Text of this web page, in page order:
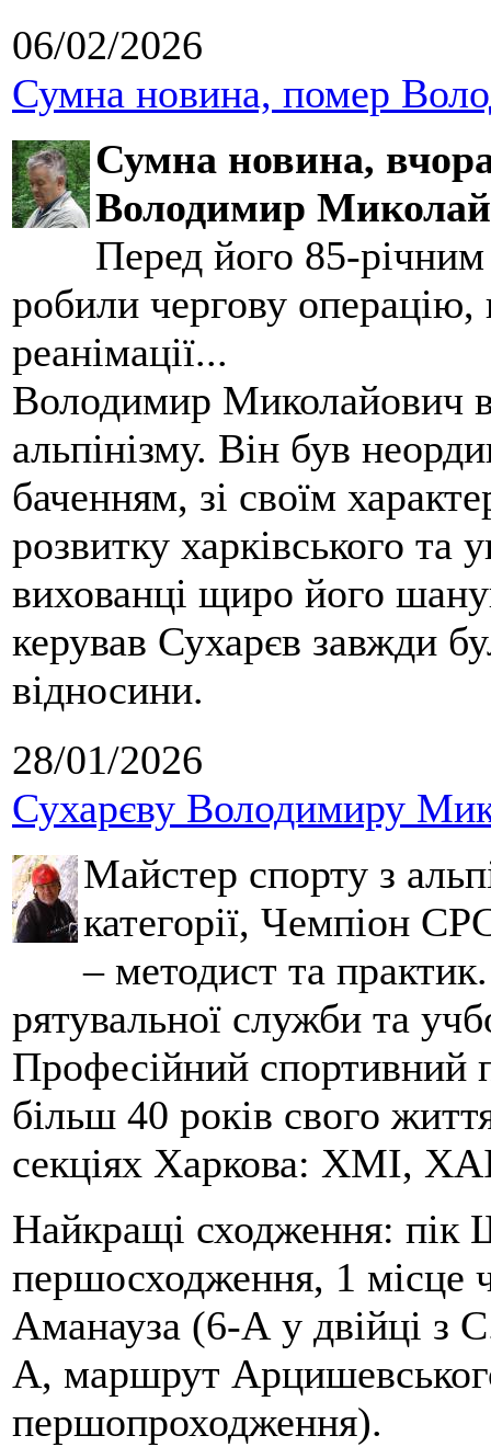
06/02/2026
Сумна новина, помер
Сумна новина,
Володимир
Перед його 85-
робили чергову операцію,
реанімації...
Володимир Миколайович
альпінізму. Він був
баченням, зі своїм
розвитку харківського та
вихованці щиро його
керував Сухарєв завжди
відносини.
28/01/2026
Сухарєву Володимиру
Майстер спорту з
категорії, Чемпіон
– методист та
рятувальної служби та
Професійний спортивний
більш 40 років свого
секціях Харкова: ХМІ,
Найкращі сходження: пік
першосходження, 1 місце
Аманауза (6-А у двійці з
А, маршрут
першопроходження).